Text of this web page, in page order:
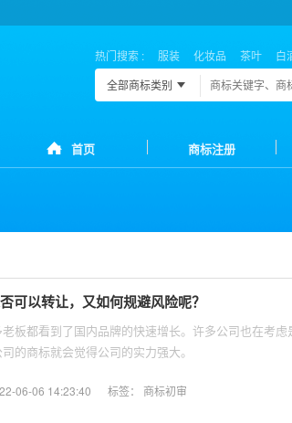
热门搜索 : 服装 化妆品 茶叶 白
全部商标类别
首页 商标注册
可以转让，又如何规避风险呢？
板都看到了国内品牌的快速增长。许多公司也在考
的商标就会觉得公司的实力强大。
标签： 商标初审
06-06 14:23:40